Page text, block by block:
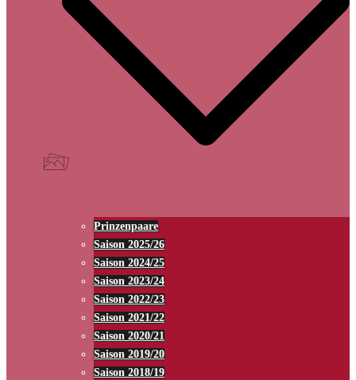
Prinzenpaare
Saison 2025/26
Saison 2024/25
Saison 2023/24
Saison 2022/23
Saison 2021/22
Saison 2020/21
Saison 2019/20
Saison 2018/19